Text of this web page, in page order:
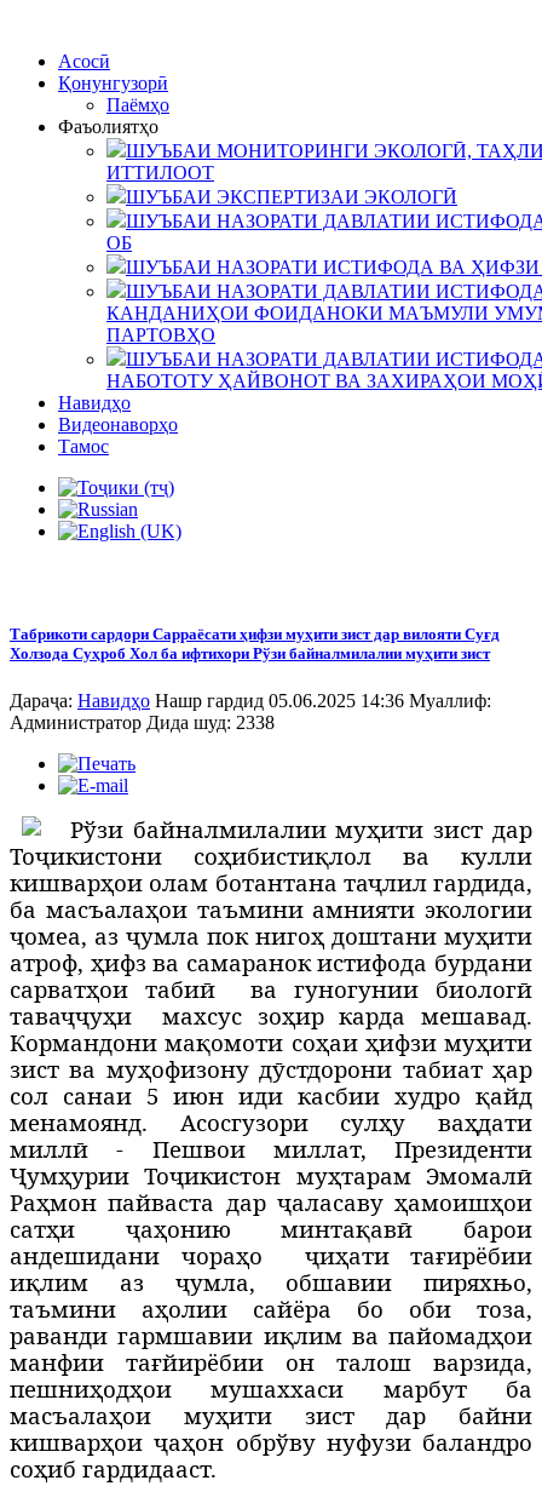
Асосӣ
Қонунгузорӣ
Паёмҳо
Фаъолиятҳо
ШУЪБАИ МОНИТОРИНГИ ЭКОЛОГӢ,
ИТТИЛООТ
ШУЪБАИ ЭКСПЕРТИЗАИ ЭКОЛОГӢ
ШУЪБАИ НАЗОРАТИ ДАВЛАТИИ
ОБ
ШУЪБАИ НАЗОРАТИ ИСТИФОДА ВА
ШУЪБАИ НАЗОРАТИ ДАВЛАТИИ
КАНДАНИҲОИ ФОИДАНОКИ МАЪМУЛИ
ПАРТОВҲО
ШУЪБАИ НАЗОРАТИ ДАВЛАТИИ
НАБОТОТУ ҲАЙВОНОТ ВА ЗАХИРАҲОИ
Навидҳо
Видеонаворҳо
Тамос
Табрикоти сардори Сарраёсати ҳифзи муҳити зист дар вилояти Суғд
Холзода Суҳроб Хол ба ифтихори Рўзи байналмилалии муҳити зист
Дараҷа: Навидҳо Нашр гардид 05.06.2025 14:36 Муаллиф:
Администратор Дида шуд: 2338
Рўзи байналмилалии муҳити зист дар
Тоҷикистони соҳибистиқлол ва кулли
кишварҳои олам ботантана таҷлил гардида,
ба масъалаҳои таъмини амнияти экологии
ҷомеа, аз ҷумла пок нигоҳ доштани муҳити
атроф, ҳифз ва самаранок истифода бурдани
сарватҳои табиӣ
ва гуногунии биологӣ
таваҷҷуҳи
махсус зоҳир карда мешавад.
Кормандони мақомоти соҳаи ҳифзи муҳити
зист ва муҳофизону дӯстдорони табиат ҳар
сол санаи 5 июн иди касбии худро қайд
менамоянд. Асосгузори сулҳу ваҳдати
миллӣ - Пешвои миллат, Президенти
Ҷумҳурии Тоҷикистон муҳтарам Эмомалӣ
Раҳмон пайваста дар ҷаласаву ҳамоишҳои
сатҳи ҷаҳонию минтақавӣ барои
андешидани чораҳо
ҷиҳати тағирёбии
иқлим аз ҷумла, обшавии пиряхњо,
таъмини аҳолии сайёра бо оби тоза,
раванди гармшавии иқлим ва пайомадҳои
манфии тағйирёбии он талош варзида,
пешниҳодҳои мушаххаси марбут ба
масъалаҳои муҳити зист дар байни
кишварҳои ҷаҳон обрўву нуфузи баландро
соҳиб гардидааст.